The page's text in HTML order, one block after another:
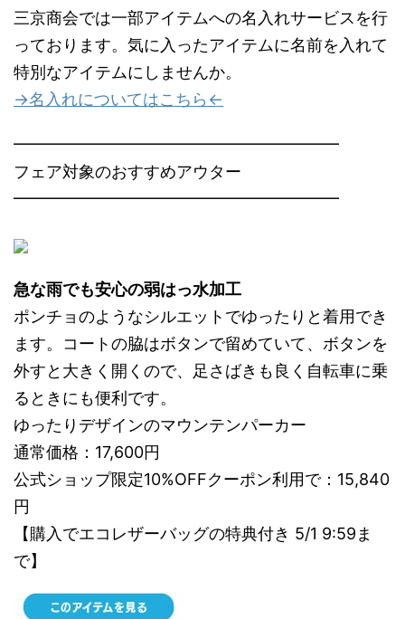
三京商会では一部アイテムへの名入れサービスを行
っております。気に入ったアイテムに名前を入れて
特別なアイテムにしませんか。
→名入れについてはこちら←
━━━━━━━━━━━━━━━━━━━━
フェア対象のおすすめアウター
━━━━━━━━━━━━━━━━━━━━
急な雨でも安心の弱はっ水加工
ポンチョのようなシルエットでゆったりと着用でき
ます。コートの脇はボタンで留めていて、ボタンを
外すと大きく開くので、足さばきも良く自転車に乗
るときにも便利です。
ゆったりデザインのマウンテンパーカー
通常価格：17,600円
公式ショップ限定10%OFFクーポン利用で：15,840
円
【購入でエコレザーバッグの特典付き 5/1 9:59ま
で】